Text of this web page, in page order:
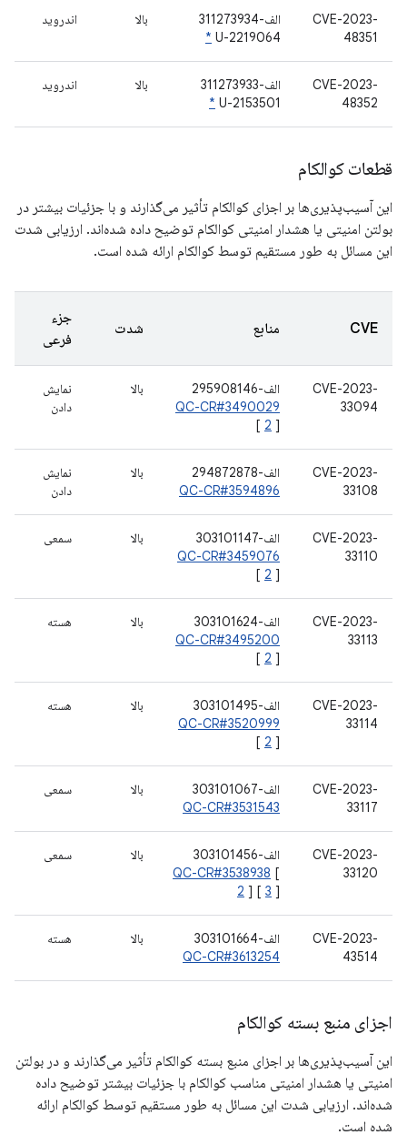
CVE-2023-
48351
الف-311273934
U-2219064
*
بالا اندروید
CVE-2023-
48352
الف-311273933
U-2153501
*
بالا اندروید
قطعات کوالکام
این آسیب‌پذیری‌ها بر اجزای کوالکام تأثیر می‌گذارند و با جزئیات بیشتر در
بولتن امنیتی یا هشدار امنیتی کوالکام توضیح داده شده‌اند. ارزیابی شدت
این مسائل به طور مستقیم توسط کوالکام ارائه شده است.
CVE منابع شدت
جزء
فرعی
CVE-2023-
33094
الف-295908146
QC-CR#3490029
[ 2 ]
بالا
نمایش
دادن
CVE-2023-
33108
الف-294872878
QC-CR#3594896
بالا
نمایش
دادن
CVE-2023-
33110
الف-303101147
QC-CR#3459076
[ 2 ]
بالا سمعی
CVE-2023-
33113
الف-303101624
QC-CR#3495200
[ 2 ]
بالا هسته
CVE-2023-
33114
الف-303101495
QC-CR#3520999
[ 2 ]
بالا هسته
CVE-2023-
33117
الف-303101067
QC-CR#3531543
بالا سمعی
CVE-2023-
33120
الف-303101456
QC-CR#3538938 [
2 ] [ 3 ]
بالا سمعی
CVE-2023-
43514
الف-303101664
QC-CR#3613254
بالا هسته
اجزای منبع بسته کوالکام
این آسیب‌پذیری‌ها بر اجزای منبع بسته کوالکام تأثیر می‌گذارند و در بولتن
امنیتی یا هشدار امنیتی مناسب کوالکام با جزئیات بیشتر توضیح داده
شده‌اند. ارزیابی شدت این مسائل به طور مستقیم توسط کوالکام ارائه
شده است.